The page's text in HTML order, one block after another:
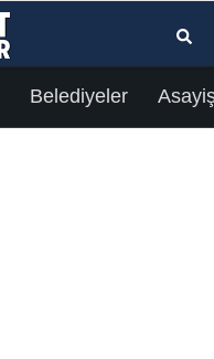
Belediyeler